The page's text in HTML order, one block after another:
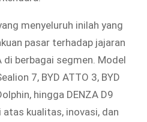
menyeluruh inilah yang
pasar terhadap jajaran
di berbagai segmen. Model
7, BYD ATTO 3, BYD
hingga DENZA D9
kualitas, inovasi, dan